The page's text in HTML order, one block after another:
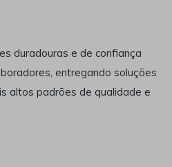
duradouras e de confiança
entregando soluções
altos padrões de qualidade e